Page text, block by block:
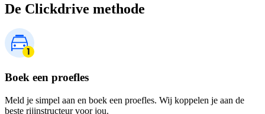
De Clickdrive methode
Boek een proefles
Meld je simpel aan en boek een proefles. Wij koppelen je aan de
beste rijinstructeur voor jou.